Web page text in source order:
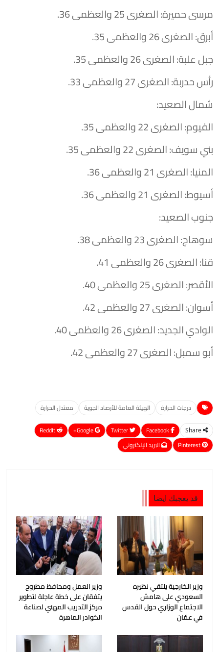
​مرسى حميرة: الصغرى 25 والعظمى 36.
​أبرق: الصغرى 26 والعظمى 35.
​جبل علبة: الصغرى 26 والعظمى 35.
​رأس حدربة: الصغرى 27 والعظمى 33.
​شمال الصعيد:
​الفيوم: الصغرى 22 والعظمى 35.
​بني سويف: الصغرى 22 والعظمى 35.
​المنيا: الصغرى 21 والعظمى 36.
​أسيوط: الصغرى 21 والعظمى 36.
​جنوب الصعيد:
​سوهاج: الصغرى 23 والعظمى 38.
​قنا: الصغرى 26 والعظمى 41.
​الأقصر: الصغرى 25 والعظمى 40.
​أسوان: الصغرى 27 والعظمى 42.
​الوادي الجديد: الصغرى 26 والعظمى 40.
​أبو سمبل: الصغرى 27 والعظمى 42.
درجات الحرارة الهيئة العامة للأرصاد الجوية معتدل الحرارة
Share
Google+
ReddIt
Pinterest
البريد الإلكتروني
قد يعجبك ايضا
وزير الخارجية يلتقي نظيره
السعودي على هامش
الاجتماع الوزاري حول القدس
في عمّان
وزير العمل ومحافظ مطروح
يتفقان على خطة عاجلة لتطوير
مركز التدريب المهني لصناعة
الكوادر الماهرة